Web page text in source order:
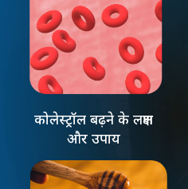
कोलेस्ट्रॉल बढ़ने के लक्षण
और उपाय